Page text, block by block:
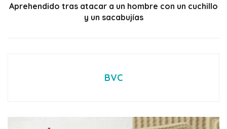
Aprehendido tras atacar a un hombre con un cuchillo
y un sacabujías
BVC